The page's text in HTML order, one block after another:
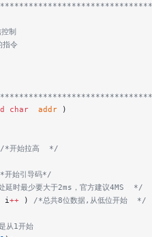
制
令
char
  addr
)
/*开始拉高  */
开始引导码*/
延时最少要大于2ms，官方建议4MS  */
i++ )
/*总共8位数据,从低位开始  */
从1开始